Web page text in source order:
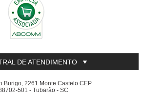
DE ATENDIMENTO
Burigo, 2261 Monte Castelo CEP
501 - Tubarão - SC